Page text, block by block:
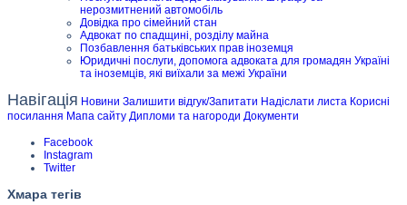
нерозмитнений автомобіль
Довідка про сімейний стан
Адвокат по спадщині, розділу майна
Позбавлення батьківських прав іноземця
Юридичні послуги, допомога адвоката для громадян Україні
та іноземців, які виїхали за межі України
Навігація Новини Залишити відгук/Запитати Надіслати листа Корисні
посилання Мапа сайту Дипломи та нагороди Документи
Facebook
Instagram
Twitter
Хмара тегів